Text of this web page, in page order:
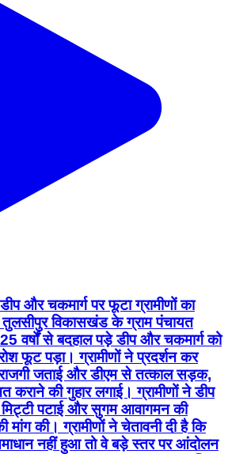
और चकमार्ग पर फूटा ग्रामीणों का
विकासखंड के ग्राम पंचायत
वर्षों से बदहाल पड़े डीप और चकमार्ग को
फूट पड़ा। ग्रामीणों ने प्रदर्शन कर
जताई और डीएम से तत्काल सड़क,
कराने की गुहार लगाई। ग्रामीणों ने डीप
मिट्टी पटाई और सुगम आवागमन की
मांग की। ग्रामीणों ने चेतावनी दी है कि
नहीं हुआ तो वे बड़े स्तर पर आंदोलन